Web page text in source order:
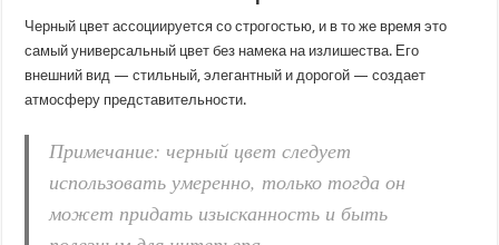
Черный цвет ассоциируется со строгостью, и в то же время это
самый универсальный цвет без намека на излишества. Его
внешний вид — стильный, элегантный и дорогой — создает
атмосферу представительности.
Примечание: черный цвет следует
использовать умеренно, только тогда он
может придать изысканность и быть